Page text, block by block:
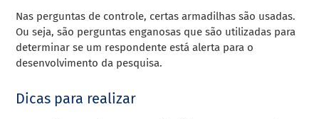
Nas perguntas de controle, certas armadilhas são usadas.
Ou seja, são perguntas enganosas que são utilizadas para
determinar se um respondente está alerta para o
desenvolvimento da pesquisa.
Dicas para realizar